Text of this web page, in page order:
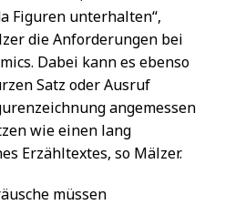
Figuren unterhalten“,
die Anforderungen bei
Dabei kann es ebenso
Satz oder Ausruf
angemessen
wie einen lang
Erzähltextes, so Mälzer.
müssen